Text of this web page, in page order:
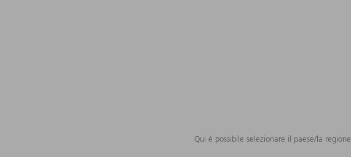
Qui è possibile selezionare il paese/la regione